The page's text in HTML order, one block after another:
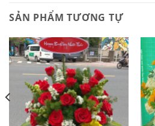
SẢN PHẨM TƯƠNG TỰ